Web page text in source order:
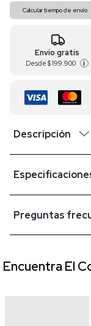
Calcular tiempo de envío
Envío gratis
Desde $ 199.900 i
Descripción
Preguntas
Encuentra El